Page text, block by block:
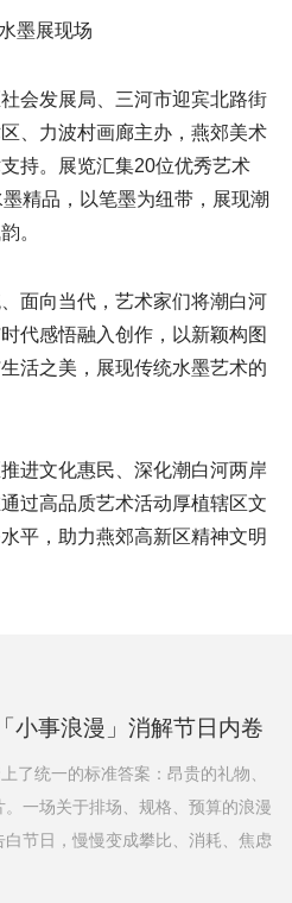
墨展现场
发展局、三河市迎宾北路街
、力波村画廊主办，燕郊美术
持。展览汇集20位优秀艺术
精品，以笔墨为纽带，展现潮
。
向当代，艺术家们将潮白河
代感悟融入创作，以新颖构图
活之美，展现传统水墨艺术的
文化惠民、深化潮白河两岸
过高品质艺术活动厚植辖区文
平，助力燕郊高新区精神文明
小事浪漫」消解节日内卷
统一的标准答案：昂贵的礼物、
一场关于排场、规格、预算的浪漫
节日，慢慢变成攀比、消耗、焦虑